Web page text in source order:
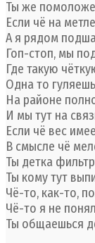
Ты же помоложе
Если чё на
А я рядом
Гоп-стоп, мы
Где такую
Одна то
На районе
И мы тут на
Если чё вес
В смысле чё
Ты детка
Ты кому тут
Чё-то, как-то,
Чё-то я не
Ты общаешься